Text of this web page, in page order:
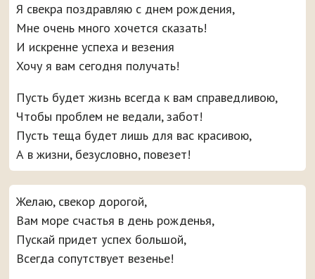
Я свекра поздравляю с днем рождения,
Мне очень много хочется сказать!
И искренне успеха и везения
Хочу я вам сегодня получать!
Пусть будет жизнь всегда к вам справедливою,
Чтобы проблем не ведали, забот!
Пусть теща будет лишь для вас красивою,
А в жизни, безусловно, повезет!
Желаю, свекор дорогой,
Вам море счастья в день рожденья,
Пускай придет успех большой,
Всегда сопутствует везенье!